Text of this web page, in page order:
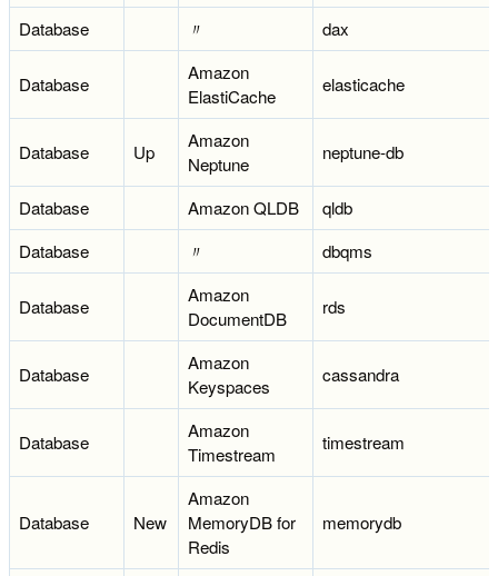
Database 〃 dax
Database
Amazon
ElastiCache
elasticache
Database Up
Amazon
Neptune
neptune-db
Database Amazon QLDB
qldb
Database
〃 dbqms
Database
Amazon
DocumentDB
rds
Database
Amazon
Keyspaces
cassandra
Database
Amazon
Timestream
timestream
Database New
Amazon
MemoryDB for
Redis
memorydb